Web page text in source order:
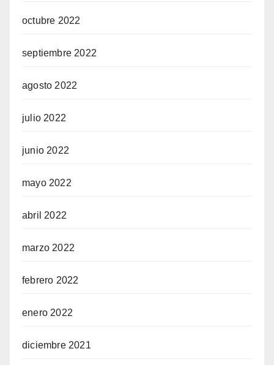
octubre 2022
septiembre 2022
agosto 2022
julio 2022
junio 2022
mayo 2022
abril 2022
marzo 2022
febrero 2022
enero 2022
diciembre 2021